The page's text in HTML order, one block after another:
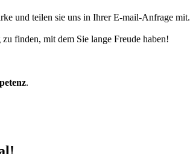
und teilen sie uns in Ihrer E-mail-Anfrage mit.
finden, mit dem Sie lange Freude haben!
.